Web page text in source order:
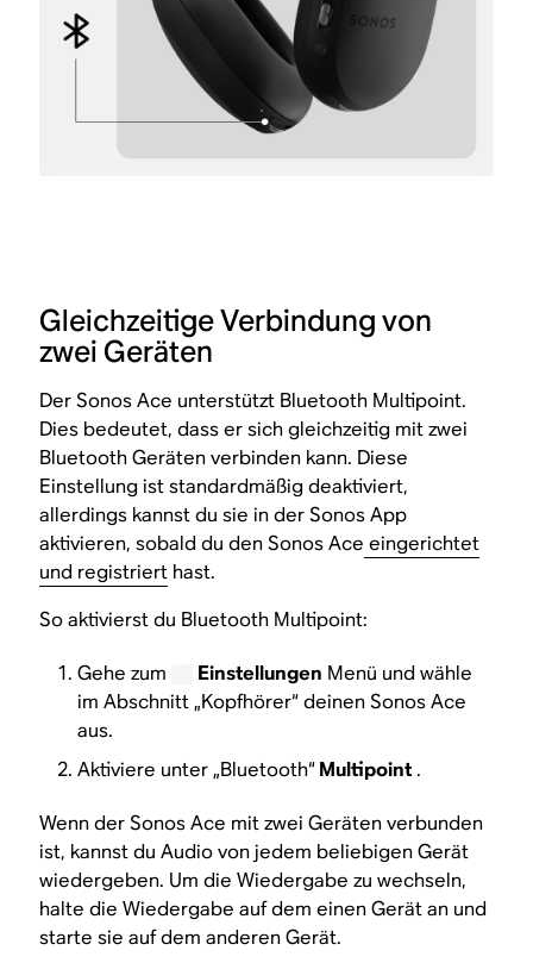
Gleichzeitige Verbindung von
zwei Geräten
Der Sonos Ace unterstützt Bluetooth Multipoint.
Dies bedeutet, dass er sich gleichzeitig mit zwei
Bluetooth Geräten verbinden kann. Diese
Einstellung ist standardmäßig deaktiviert,
allerdings kannst du sie in der Sonos App
aktivieren, sobald du den Sonos Ace eingerichtet
und registriert hast.
So aktivierst du Bluetooth Multipoint:
Gehe zum Einstellungen Menü und wähle
im Abschnitt „Kopfhörer“ deinen Sonos Ace
aus.
Aktiviere unter „Bluetooth“Multipoint.
Wenn der Sonos Ace mit zwei Geräten verbunden
ist, kannst du Audio von jedem beliebigen Gerät
wiedergeben. Um die Wiedergabe zu wechseln,
halte die Wiedergabe auf dem einen Gerät an und
starte sie auf dem anderen Gerät.